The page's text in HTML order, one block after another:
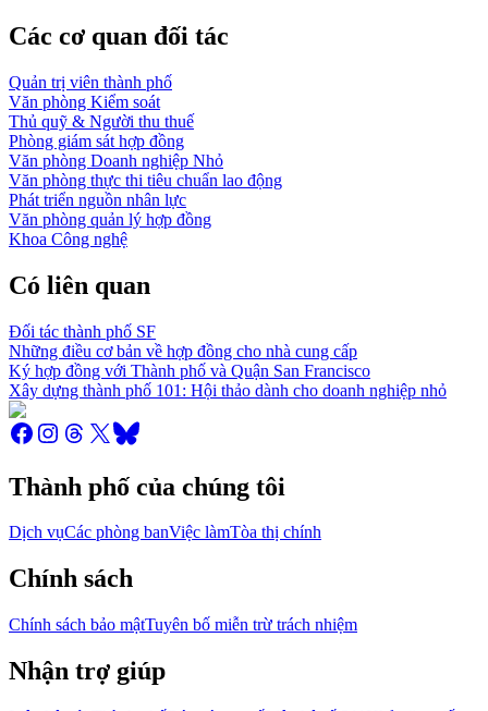
Các cơ quan đối tác
Quản trị viên thành phố
Văn phòng Kiểm soát
Thủ quỹ & Người thu thuế
Phòng giám sát hợp đồng
Văn phòng Doanh nghiệp Nhỏ
Văn phòng thực thi tiêu chuẩn lao động
Phát triển nguồn nhân lực
Văn phòng quản lý hợp đồng
Khoa Công nghệ
Có liên quan
Đối tác thành phố SF
Những điều cơ bản về hợp đồng cho nhà cung cấp
Ký hợp đồng với Thành phố và Quận San Francisco
Xây dựng thành phố 101: Hội thảo dành cho doanh nghiệp nhỏ
Thành phố của chúng tôi
Dịch vụCác phòng banViệc làmTòa thị chính
Chính sách
Chính sách bảo mậtTuyên bố miễn trừ trách nhiệm
Nhận trợ giúp